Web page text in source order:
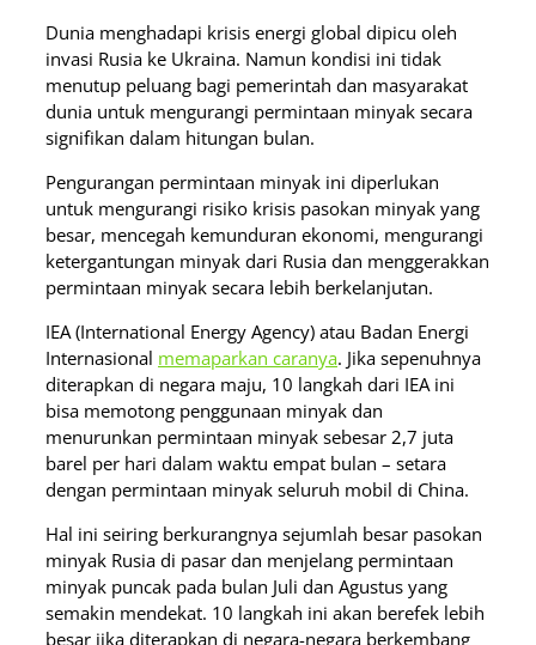
Dunia menghadapi krisis energi global dipicu oleh
invasi Rusia ke Ukraina. Namun kondisi ini tidak
menutup peluang bagi pemerintah dan masyarakat
dunia untuk mengurangi permintaan minyak secara
signifikan dalam hitungan bulan.
Pengurangan permintaan minyak ini diperlukan
untuk mengurangi risiko krisis pasokan minyak yang
besar, mencegah kemunduran ekonomi, mengurangi
ketergantungan minyak dari Rusia dan menggerakkan
permintaan minyak secara lebih berkelanjutan.
IEA (International Energy Agency) atau Badan Energi
Internasional memaparkan caranya. Jika sepenuhnya
diterapkan di negara maju, 10 langkah dari IEA ini
bisa memotong penggunaan minyak dan
menurunkan permintaan minyak sebesar 2,7 juta
barel per hari dalam waktu empat bulan – setara
dengan permintaan minyak seluruh mobil di China.
Hal ini seiring berkurangnya sejumlah besar pasokan
minyak Rusia di pasar dan menjelang permintaan
minyak puncak pada bulan Juli dan Agustus yang
semakin mendekat. 10 langkah ini akan berefek lebih
besar jika diterapkan di negara-negara berkembang